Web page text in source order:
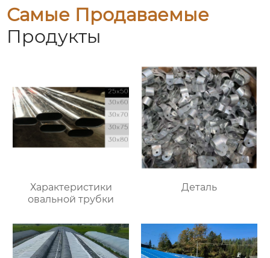
Самые Продаваемые
Продукты
Характеристики
овальной трубки
Деталь